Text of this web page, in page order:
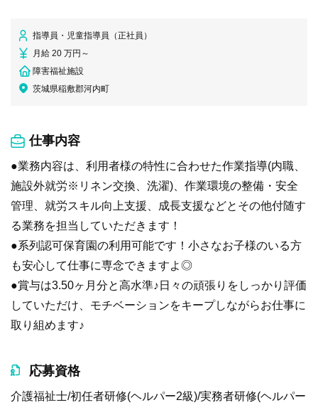
指導員・児童指導員（正社員）
月給 20 万円～
障害福祉施設
茨城県稲敷郡河内町
仕事内容
●業務内容は、利用者様の特性に合わせた作業指導(内職、
施設外就労※リネン交換、洗濯)、作業環境の整備・安全
管理、就労スキル向上支援、成長支援などとその他付随す
る業務を担当していただきます！
●系列認可保育園の利用可能です！小さなお子様のいる方
も安心して仕事に専念できますよ◎
●賞与は3.50ヶ月分と高水準♪日々の頑張りをしっかり評価
していただけ、モチベーションをキープしながらお仕事に
取り組めます♪
応募資格
介護福祉士/初任者研修(ヘルパー2級)/実務者研修(ヘルパー